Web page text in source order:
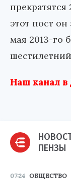
этот пост
мая 2013-го
Наш канал в
ПЕНЗЫ
07:24 ОБЩЕСТВО